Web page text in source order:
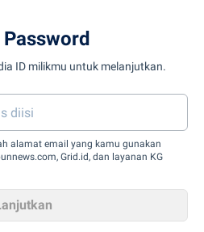
ID milikmu untuk melanjutkan.
alamat email yang kamu gunakan
Grid.id, dan layanan KG